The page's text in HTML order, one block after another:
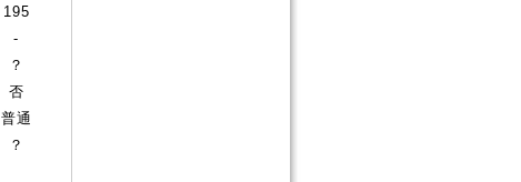
195
-
？
否
普通
？